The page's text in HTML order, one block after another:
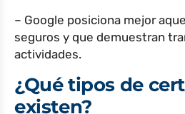
– Google posiciona mejor
seguros y que demuestran
actividades.
¿Qué tipos de
existen?